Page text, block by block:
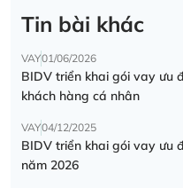
Tin bài khác
VAY01/06/2026
BIDV triển khai gói vay ưu
khách hàng cá nhân
VAY04/12/2025
BIDV triển khai gói vay ưu
năm 2026